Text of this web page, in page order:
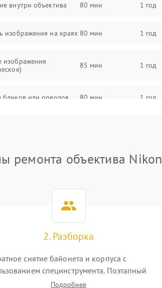
внутри объектива 80 мин 1 год
изображения на краях 80 мин 1 год
изображения
85 мин 1 год
бликов или ореолов 80 мин 1 год
ремонта объектива Nikon
2. Разборка
снятие байонета и корпуса с
специнструмента. Поэтапный
оптических блоков, шлейфов и
Подробнее